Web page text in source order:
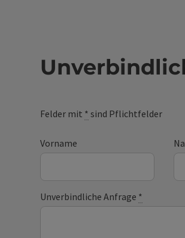
Felder mit * sind Pflichtfelder
Vorname
Unverbindliche Anfrage *